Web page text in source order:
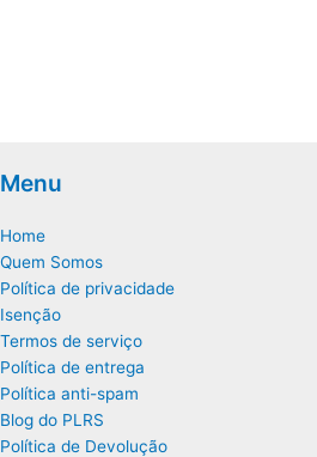
Menu
Home
Quem Somos
Política de privacidade
Isenção
Termos de serviço
Política de entrega
Política anti-spam
Blog do PLRS
Política de Devolução